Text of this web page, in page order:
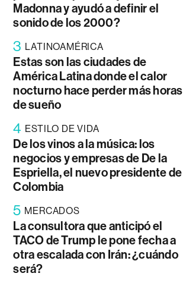
Madonna y ayudó a definir el
sonido de los 2000?
3 LATINOAMÉRICA
Estas son las ciudades de
América Latina donde el calor
nocturno hace perder más horas
de sueño
4 ESTILO DE VIDA
De los vinos a la música: los
negocios y empresas de De la
Espriella, el nuevo presidente de
Colombia
5 MERCADOS
La consultora que anticipó el
TACO de Trump le pone fecha a
otra escalada con Irán: ¿cuándo
será?